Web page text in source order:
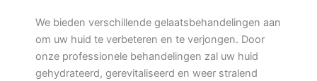
We bieden verschillende gelaatsbehandelingen aan
om uw huid te verbeteren en te verjongen. Door
onze professionele behandelingen zal uw huid
gehydrateerd, gerevitaliseerd en weer stralend